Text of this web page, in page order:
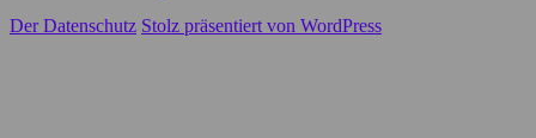
Der Datenschutz Stolz präsentiert von WordPress